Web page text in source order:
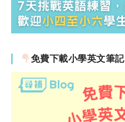
免費下載小學英文筆記